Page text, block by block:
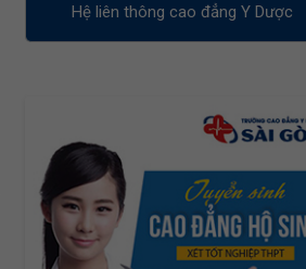
Hệ liên thông cao đẳng Y Dược